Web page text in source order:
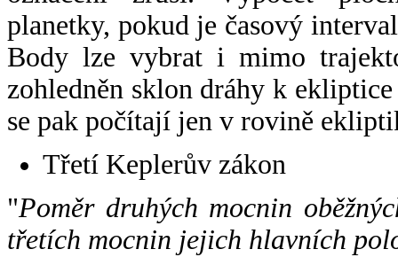
planetky, pokud je časový
Body lze vybrat i mimo
zohledněn sklon dráhy k
se pak počítají jen v rovině
Třetí Keplerův zákon
"Poměr druhých mocnin
třetích mocnin jejich hlavních